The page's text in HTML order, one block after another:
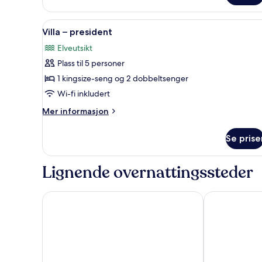
Åpne
alle
bildene
av
Villa
–
president
Villa – president | Sengetøy i
7
Villa – president
Elveutsikt
Plass til 5 personer
1 kingsize-seng og 2 dobbeltsenger
Wi-fi inkludert
Mer informasjon
Mer
–
Se
Lignende overnattingssteder
Dusit Thani Bangkok Four